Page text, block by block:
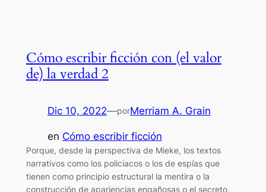
Cómo escribir ficción con (el valor
de) la verdad 2
Dic 10, 2022—porMerriam A. Grain
en Cómo escribir ficción
Porque, desde la perspectiva de Mieke, los textos
narrativos como los policiacos o los de espías que
tienen como principio estructural la mentira o la
construcción de apariencias engañosas o el secreto,